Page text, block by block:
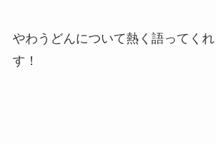
やわうどんについて熱く語ってく
す！